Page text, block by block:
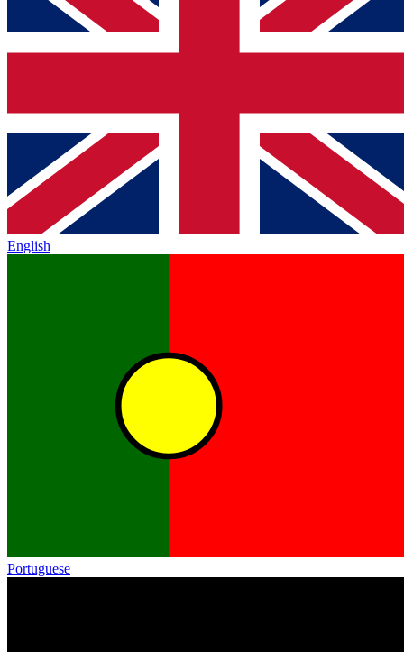
English
Portuguese